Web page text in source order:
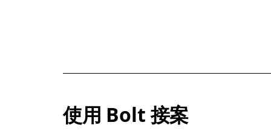
使用 Bolt 接案